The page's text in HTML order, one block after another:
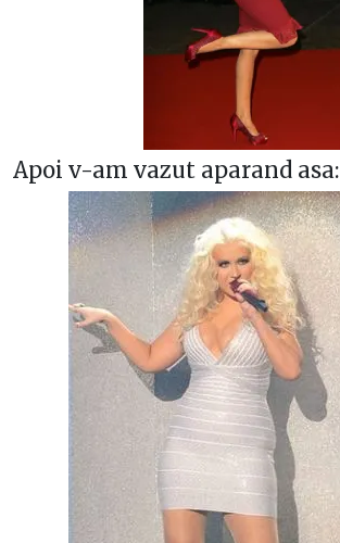
Apoi v-am vazut aparand asa: